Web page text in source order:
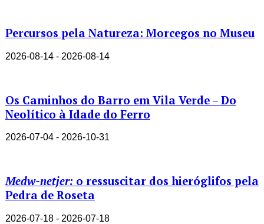
Percursos pela Natureza: Morcegos no Museu
2026-08-14 - 2026-08-14
Os Caminhos do Barro em Vila Verde – Do
Neolítico à Idade do Ferro
2026-07-04 - 2026-10-31
Medw-netjer: o ressuscitar dos hieróglifos pela
Pedra de Roseta
2026-07-18 - 2026-07-18